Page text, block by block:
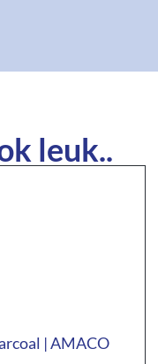
leuk..
| AMACO